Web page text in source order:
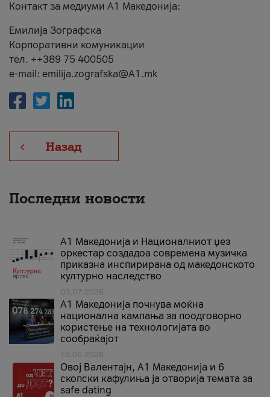
Контакт за медиуми А1 Македонија:
Емилија Зографска
Корпоративни комуникации
тел. ++389 75 400505
e-mail: emilija.zografska@A1.mk
Назад
Последни новости
А1 Македонија и Националниот џез
оркестар создадоа современа музичка
приказна инспирирана од македонското
културно наследство
03.07.2026
A1 Македонија почнува моќна
национална кампања за поодговорно
користење на технологијата во
сообраќајот
18.05.2026
Овој Валентајн, A1 Македонија и 6
скопски кафулиња ја отворија темата за
safe dating